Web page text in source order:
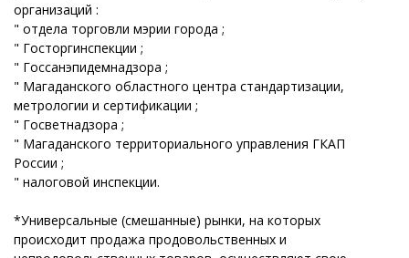
организаций :
" отдела торговли мэрии города ;
" Госторгинспекции ;
" Госсанэпидемнадзора ;
" Магаданского областного центра стандартизации,
метрологии и сертификации ;
" Госветнадзора ;
" Магаданского территориального управления ГКАП
России ;
" налоговой инспекции.
*Универсальные (смешанные) рынки, на которых
происходит продажа продовольственных и